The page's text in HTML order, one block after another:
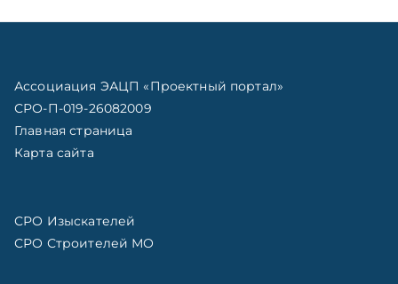
Ассоциация ЭАЦП «Проектный портал»
СРО-П-019-26082009
Главная страница
Карта сайта
СРО Изыскателей
СРО Строителей МО